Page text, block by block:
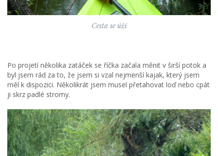
Cesta se úží
Po projetí několika zatáček se říčka začala měnit v širší potok a
byl jsem rád za to, že jsem si vzal nejmenší kajak, který jsem
měl k dispozici. Několikrát jsem musel přetahovat loď nebo cpát
ji skrz padlé stromy.